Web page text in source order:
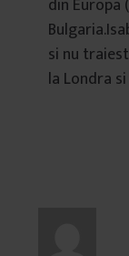
si nu
la Londra